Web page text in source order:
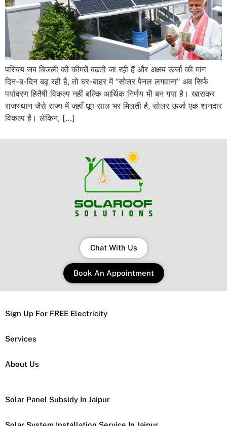
परिचय जब बिजली की कीमतें बढ़ती जा रही हैं और अक्षय ऊर्जा की मांग
दिन-ब-दिन बढ़ रही है, तो घर-बाहर में “सोलर पैनल लगवाना” अब सिर्फ
पर्यावरण हितैषी विकल्प नहीं बल्कि आर्थिक निर्णय भी बन गया है। खासकर
राजस्थान जैसे राज्य में जहाँ धूप साल भर मिलती है, सोलर ऊर्जा एक शानदार
विकल्प है। लेकिन, […]
Chat With Us
Book An Appointment
Sign Up For FREE Electricity
Services
About Us
Solar Panel Subsidy In Jaipur